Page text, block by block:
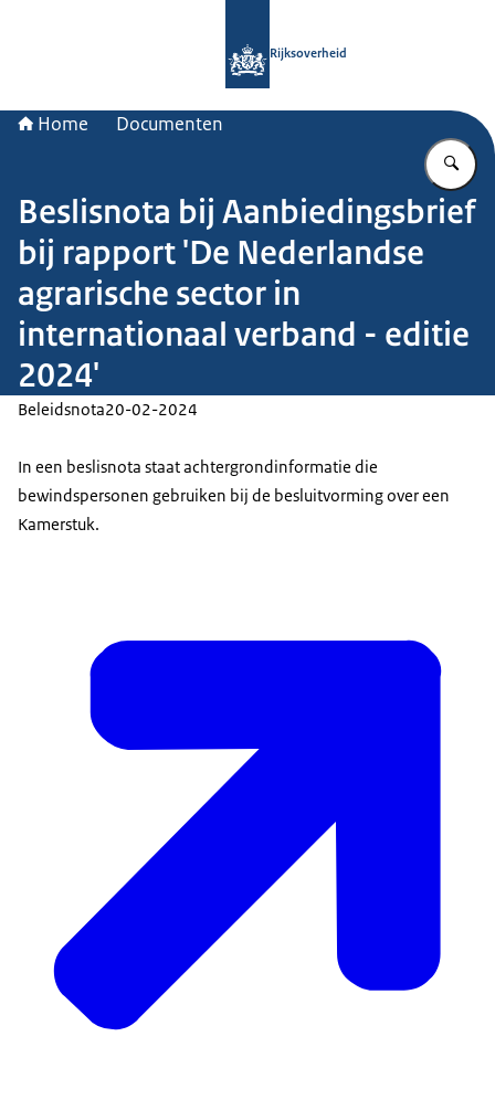
Rijksoverheid
Home Documenten
Beslisnota bij Aanbiedingsbrief
bij rapport 'De Nederlandse
agrarische sector in
internationaal verband - editie
2024'
Beleidsnota20-02-2024
In een beslisnota staat achtergrondinformatie die
bewindspersonen gebruiken bij de besluitvorming over een
Kamerstuk.